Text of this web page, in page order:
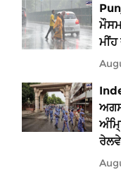
ਮੀਂਹ